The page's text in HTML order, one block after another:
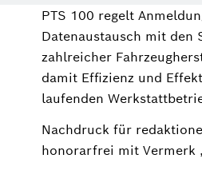
PTS 100 regelt
Datenaustausch mit den
zahlreicher
damit Effizienz und
laufenden
Nachdruck für
honorarfrei mit Vermerk